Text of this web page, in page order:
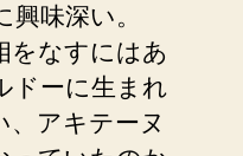
味深い。
をなすにはあ
ドーに生まれ
アキテーヌ